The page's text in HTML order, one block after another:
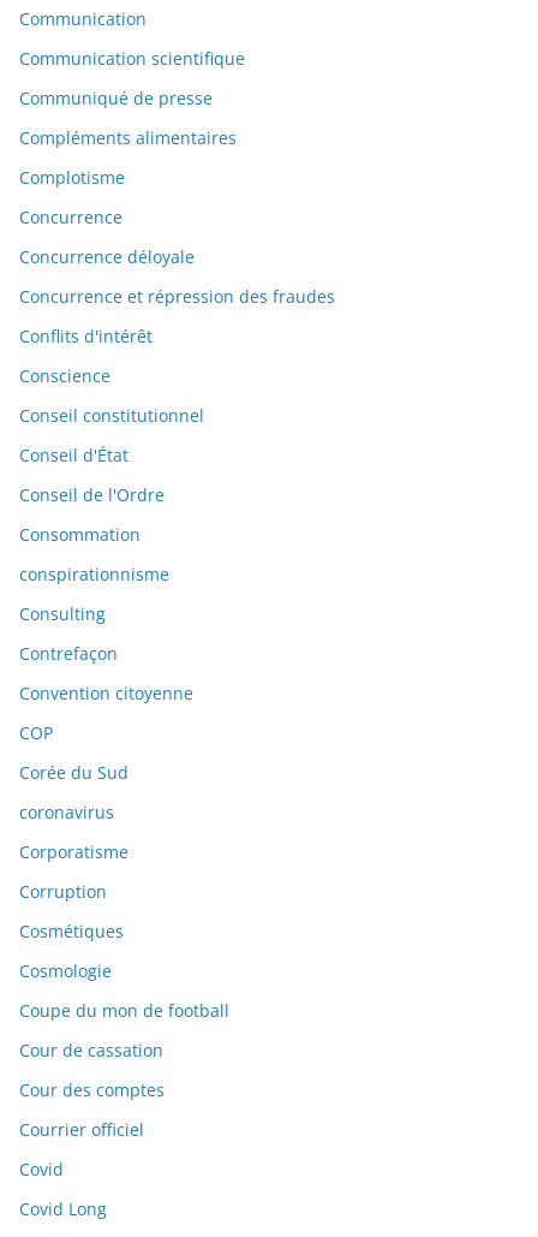
Communication
Communication scientifique
Communiqué de presse
Compléments alimentaires
Complotisme
Concurrence
Concurrence déloyale
Concurrence et répression des fraudes
Conflits d'intérêt
Conscience
Conseil constitutionnel
Conseil d'État
Conseil de l'Ordre
Consommation
conspirationnisme
Consulting
Contrefaçon
Convention citoyenne
COP
Corée du Sud
coronavirus
Corporatisme
Corruption
Cosmétiques
Cosmologie
Coupe du mon de football
Cour de cassation
Cour des comptes
Courrier officiel
Covid
Covid Long